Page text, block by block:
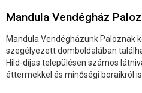
Mandula Vendégház
Mandula Vendégházunk Paloznak
szegélyezett domboldalában
Hild-díjas településen számos
éttermekkel és minőségi boraikról